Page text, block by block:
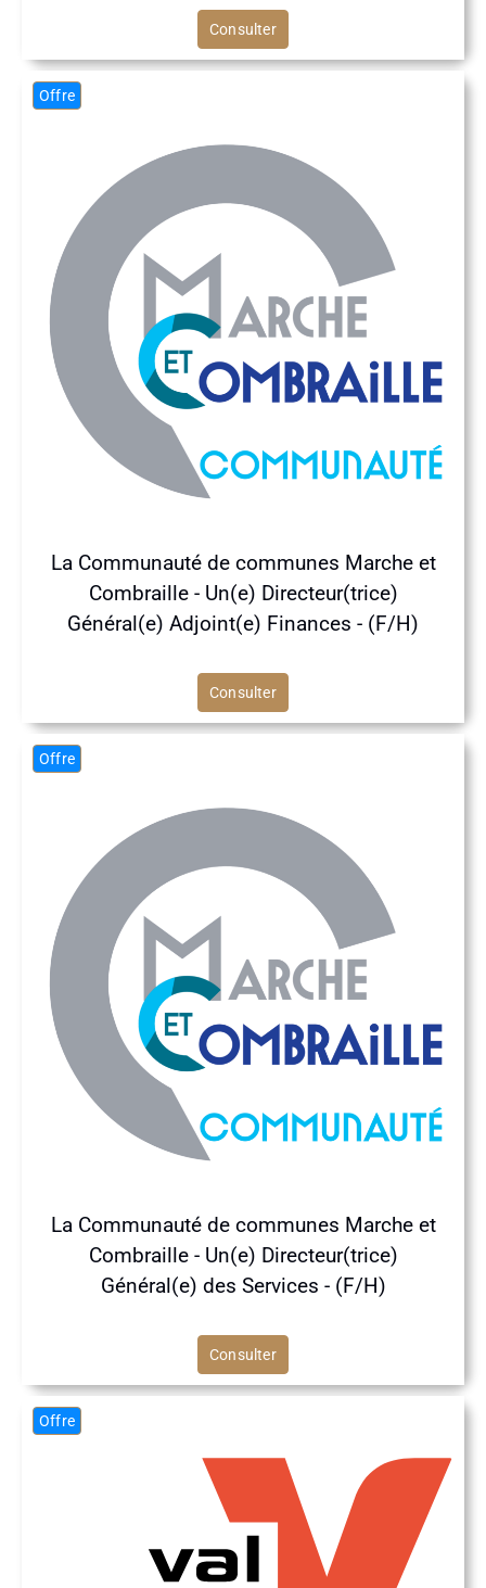
Consulter
Offre
La Communauté de communes Marche et
Combraille - Un(e) Directeur(trice)
Général(e) Adjoint(e) Finances - (F/H)
Consulter
Offre
La Communauté de communes Marche et
Combraille - Un(e) Directeur(trice)
Général(e) des Services - (F/H)
Consulter
Offre